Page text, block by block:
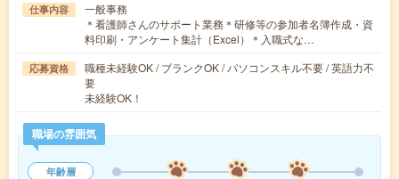
仕事内容
一般事務
＊看護師さんのサポート業務＊研修等の参加者名簿作成・資
料印刷・アンケート集計（Excel）＊入職式な…
応募資格
職種未経験OK / ブランクOK / パソコンスキル不要 / 英語力不
要
未経験OK！
職場の雰囲気
年齢層